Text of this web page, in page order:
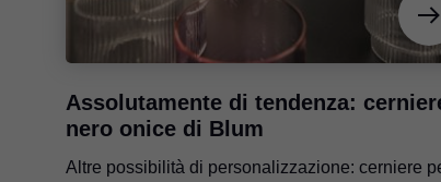
Assolutamente di tendenza:
nero onice di Blum
Altre possibilità di personalizzazione: cerniere